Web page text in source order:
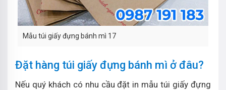
Mẫu túi giấy đựng bánh mì 17
Đặt hàng túi giấy đựng bánh mì ở đâu?
Nếu quý khách có nhu cầu đặt in mẫu túi giấy đựng